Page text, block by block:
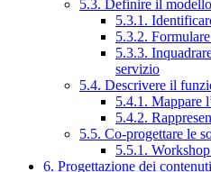
5.3. Definire il
5.3.1.
5.3.2.
5.3.3.
servizio
5.4. Descrivere il
5.4.1. Mappare
5.4.2.
5.5. Co-progettare le
5.5.1.
6. Progettazione dei contenuti